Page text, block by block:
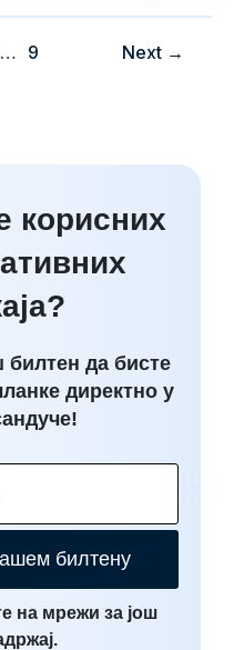
… Страна
9 Next →
корисних
билтен да бисте
директно у
билтену
на мрежи за још